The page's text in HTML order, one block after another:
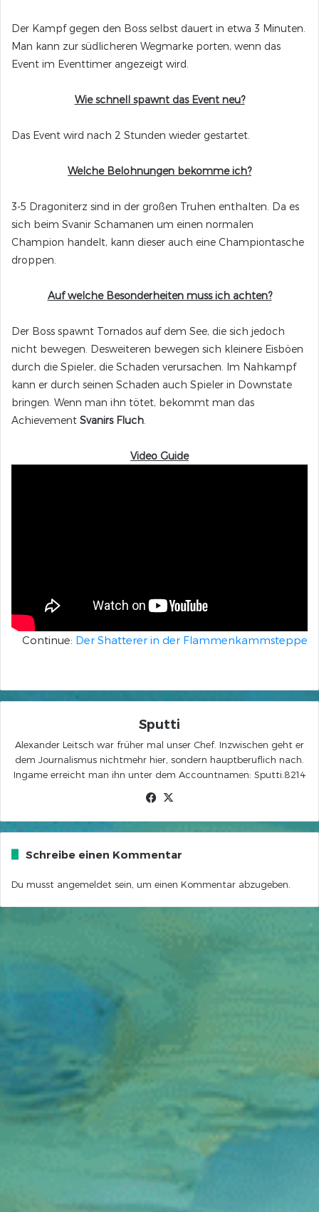
Der Kampf gegen den Boss selbst dauert in etwa 3 Minuten.
Man kann zur südlicheren Wegmarke porten, wenn das
Event im Eventtimer angezeigt wird.
Wie schnell spawnt das Event neu?
Das Event wird nach 2 Stunden wieder gestartet.
Welche Belohnungen bekomme ich?
3-5 Dragoniterz sind in der großen Truhen enthalten. Da es
sich beim Svanir Schamanen um einen normalen
Champion handelt, kann dieser auch eine Championtasche
droppen.
Auf welche Besonderheiten muss ich achten?
Der Boss spawnt Tornados auf dem See, die sich jedoch
nicht bewegen. Desweiteren bewegen sich kleinere Eisböen
durch die Spieler, die Schaden verursachen. Im Nahkampf
kann er durch seinen Schaden auch Spieler in Downstate
bringen. Wenn man ihn tötet, bekommt man das
Achievement Svanirs Fluch
Video Guide
Continue: Der Shatterer in der Flammenkammsteppe
Sputti
Alexander Leitsch war früher mal unser Chef. Inzwischen geht er
dem Journalismus nichtmehr hier, sondern hauptberuflich nach.
Ingame erreicht man ihn unter dem Accountnamen: Sputti.8214
Facebook
Schreibe einen Kommentar
Du musst angemeldet sein, um einen Kommentar abzugeben.